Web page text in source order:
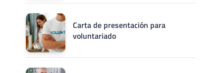
Carta de presentación para
voluntariado